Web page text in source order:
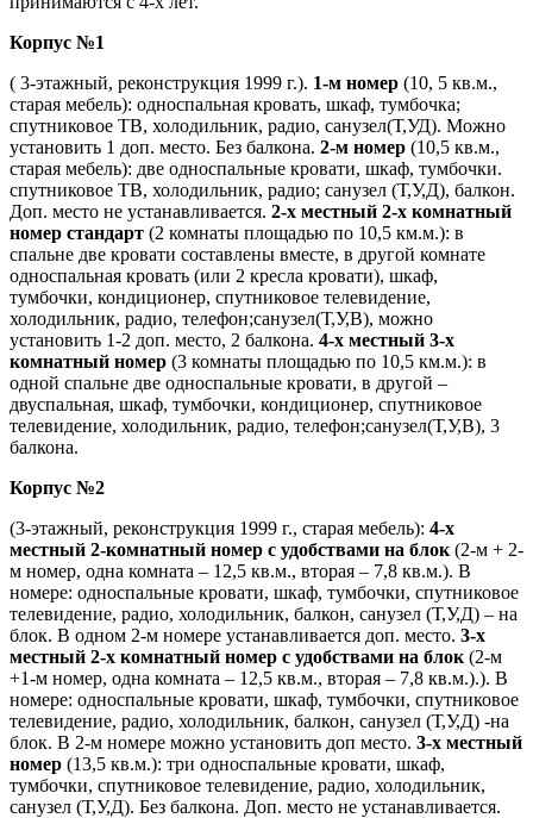
Корпус №1
( 3-этажный, реконструкция 1999 г.). 1-м номер (10, 5 кв.м.,
старая мебель): односпальная кровать, шкаф, тумбочка;
спутниковое ТВ, холодильник, радио, санузел(Т,УД). Можно
установить 1 доп. место. Без балкона. 2-м номер (10,5 кв.м.,
старая мебель): две односпальные кровати, шкаф, тумбочки.
спутниковое ТВ, холодильник, радио; санузел (Т,У,Д), балкон.
Доп. место не устанавливается. 2-х местный 2-х комнатный
номер стандарт (2 комнаты площадью по 10,5 км.м.): в
спальне две кровати составлены вместе, в другой комнате
односпальная кровать (или 2 кресла кровати), шкаф,
тумбочки, кондиционер, спутниковое телевидение,
холодильник, радио, телефон;санузел(Т,У,В), можно
установить 1-2 доп. место, 2 балкона. 4-х местный 3-х
комнатный номер (3 комнаты площадью по 10,5 км.м.): в
одной спальне две односпальные кровати, в другой –
двуспальная, шкаф, тумбочки, кондиционер, спутниковое
телевидение, холодильник, радио, телефон;санузел(Т,У,В), 3
балкона.
Корпус №2
(3-этажный, реконструкция 1999 г., старая мебель): 4-х
местный 2-комнатный номер с удобствами на блок (2-м + 2-
м номер, одна комната – 12,5 кв.м., вторая – 7,8 кв.м.). В
номере: односпальные кровати, шкаф, тумбочки, спутниковое
телевидение, радио, холодильник, балкон, санузел (Т,У,Д) – на
блок. В одном 2-м номере устанавливается доп. место. 3-х
местный 2-х комнатный номер с удобствами на блок (2-м
+1-м номер, одна комната – 12,5 кв.м., вторая – 7,8 кв.м.).). В
номере: односпальные кровати, шкаф, тумбочки, спутниковое
телевидение, радио, холодильник, балкон, санузел (Т,У,Д) -на
блок. В 2-м номере можно установить доп место. 3-х местный
номер (13,5 кв.м.): три односпальные кровати, шкаф,
тумбочки, спутниковое телевидение, радио, холодильник,
санузел (Т,У,Д). Без балкона. Доп. место не устанавливается.